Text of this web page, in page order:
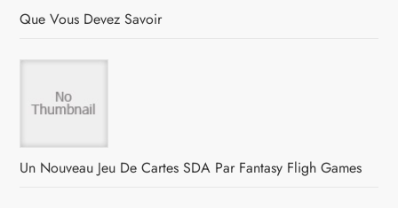
e
l
’
a
r
Que Vous Devez Savoir
Un Nouveau Jeu De Cartes SDA Par Fantasy Fligh Games